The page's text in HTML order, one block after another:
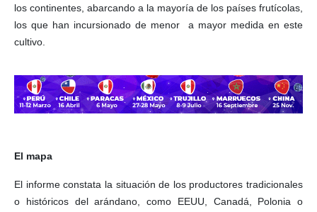
los continentes, abarcando a la mayoría de los países frutícolas,
los que han incursionado de menor a mayor medida en este
cultivo.
El mapa
El informe constata la situación de los productores tradicionales
o históricos del arándano, como EEUU, Canadá, Polonia o